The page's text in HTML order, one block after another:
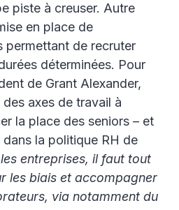
piste à creuser. Autre
en place de
permettant de recruter
déterminées. Pour
de Grant Alexander,
des axes de travail à
la place des seniors – et
la politique RH de
entreprises, il faut tout
les biais et accompagner
via notamment du